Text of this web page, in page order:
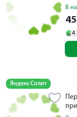
В
45
4
Яндекс Сплит